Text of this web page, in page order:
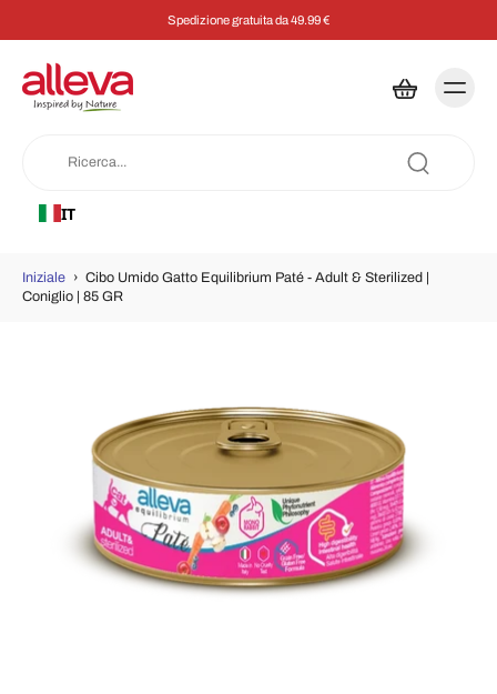
Spedizione gratuita da 49.99 €
IT
Iniziale › Cibo Umido Gatto Equilibrium Paté - Adult & Sterilized |
Coniglio | 85 GR